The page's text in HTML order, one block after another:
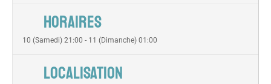
HORAIRES
10 (Samedi) 21:00 - 11 (Dimanche) 01:00
LOCALISATION